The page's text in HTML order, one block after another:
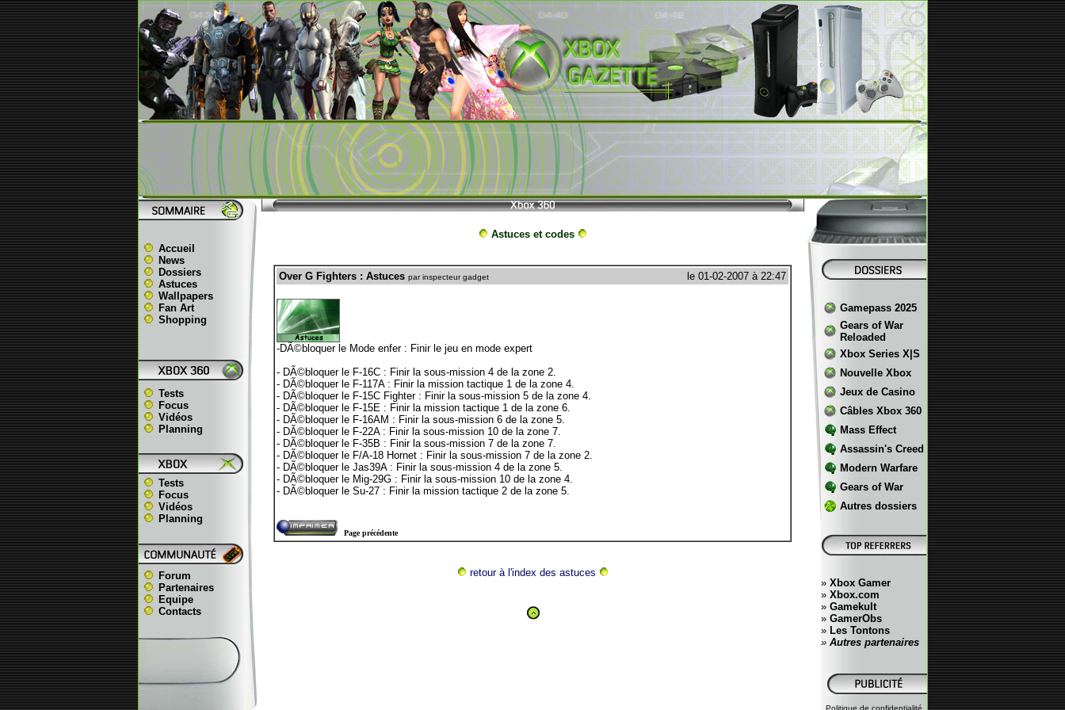
Accueil
News
Dossiers
Astuces
Wallpapers
Fan Art
Shopping
Tests
Focus
Vidéos
Planning
Tests
Focus
Vidéos
Planning
Forum
Partenaires
Equipe
Contacts
Astuces et codes
Over G Fighters : Astuces par inspecteur gadget le 01-02-2007 à 22:47
-DÃ©bloquer le Mode enfer : Finir le jeu en mode expert
- DÃ©bloquer le F-16C : Finir la sous-mission 4 de la zone 2.
- DÃ©bloquer le F-117A : Finir la mission tactique 1 de la zone 4.
- DÃ©bloquer le F-15C Fighter : Finir la sous-mission 5 de la zone 4.
- DÃ©bloquer le F-15E : Finir la mission tactique 1 de la zone 6.
- DÃ©bloquer le F-16AM : Finir la sous-mission 6 de la zone 5.
- DÃ©bloquer le F-22A : Finir la sous-mission 10 de la zone 7.
- DÃ©bloquer le F-35B : Finir la sous-mission 7 de la zone 7.
- DÃ©bloquer le F/A-18 Hornet : Finir la sous-mission 7 de la zone 2.
- DÃ©bloquer le Jas39A : Finir la sous-mission 4 de la zone 5.
- DÃ©bloquer le Mig-29G : Finir la sous-mission 10 de la zone 4.
- DÃ©bloquer le Su-27 : Finir la mission tactique 2 de la zone 5.
Page précédente
retour à l'index des astuces
Gamepass 2025
Gears of War
Reloaded
Xbox Series X|S
Nouvelle Xbox
Jeux de Casino
Câbles Xbox 360
Mass Effect
Assassin's Creed
Modern Warfare
Gears of War
Autres dossiers
» Xbox Gamer
» Xbox.com
» Gamekult
» GamerObs
» Les Tontons
»Autres partenaires
Politique de confidentialité